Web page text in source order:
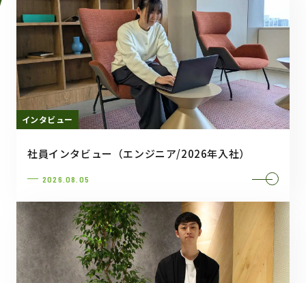
インタビュー
社員インタビュー（エンジニア/2026年入社）
2026.08.05